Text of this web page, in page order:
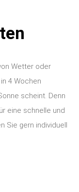
Wetter oder
4 Wochen
scheint. Denn
eine schnelle und
Sie gern individuell